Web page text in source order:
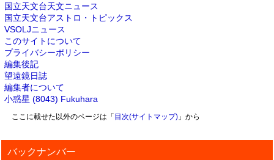
国立天文台天文ニュース
国立天文台アストロ・トピックス
VSOLJニュース
このサイトについて
プライバシーポリシー
編集後記
望遠鏡日誌
編集者について
小惑星 (8043) Fukuhara
ここに載せた以外のページは「 目次(サイトマップ)」から
バックナンバー